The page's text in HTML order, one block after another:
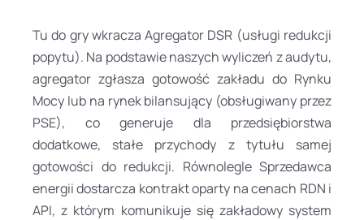
Tu do gry wkracza Agregator DSR (usługi redukcji
popytu). Na podstawie naszych wyliczeń z audytu,
agregator zgłasza gotowość zakładu do Rynku
Mocy lub na rynek bilansujący (obsługiwany przez
PSE), co generuje dla przedsiębiorstwa
dodatkowe, stałe przychody z tytułu samej
gotowości do redukcji. Równolegle Sprzedawca
energii dostarcza kontrakt oparty na cenach RDN i
API, z którym komunikuje się zakładowy system